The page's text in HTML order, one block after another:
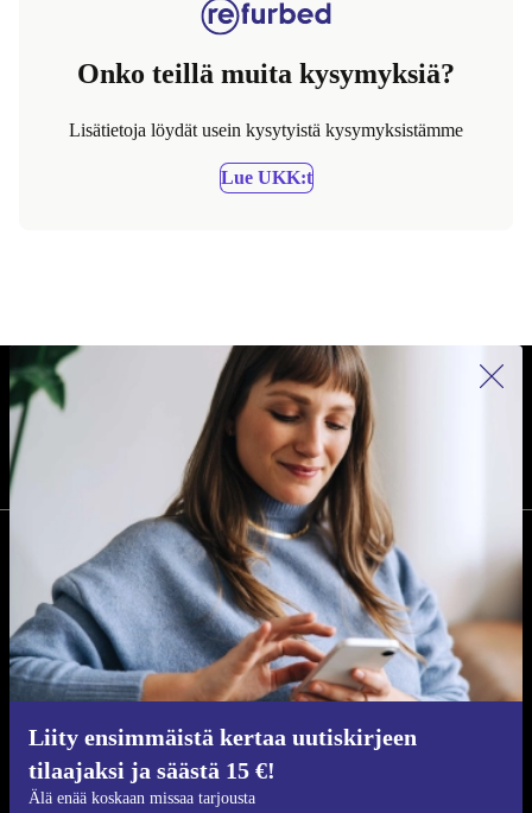
Onko teillä muita kysymyksiä?
Lisätietoja löydät usein kysytyistä kysymyksistämme
Lue UKK:t
Liity ensimmäistä kertaa uutiskirjeen
tilaajaksi ja säästä 15 €!
Älä enää koskaan missaa tarjousta
REFURBED SUOMI - RETHINK NEW.
SEURAA MEITÄ
YRITYS
Miksi refurbed
Kunnostusprosessi
Kestävyys
Laatu
Tietoa meistä